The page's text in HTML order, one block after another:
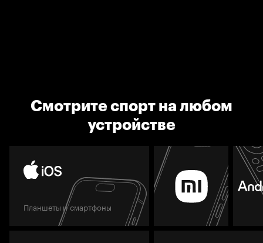
Смотрите спорт на любом
устройстве
Планшеты и смартфоны